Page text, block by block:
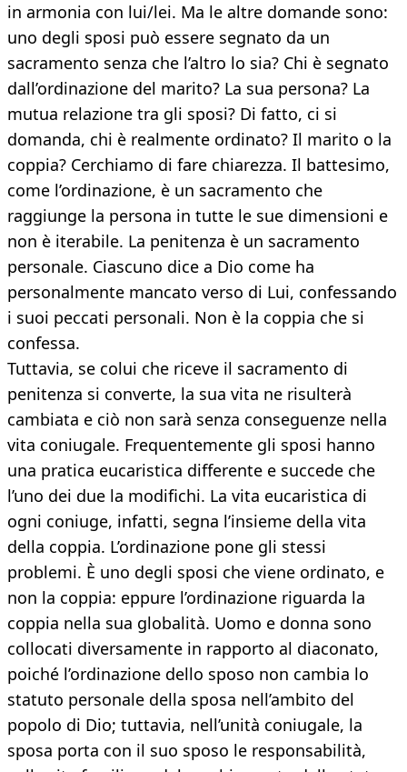
in armonia con lui/lei. Ma le altre domande sono:
uno degli sposi può essere segnato da un
sacramento senza che l’altro lo sia? Chi è segnato
dall’ordinazione del marito? La sua persona? La
mutua relazione tra gli sposi? Di fatto, ci si
domanda, chi è realmente ordinato? Il marito o la
coppia? Cerchiamo di fare chiarezza. Il battesimo,
come l’ordinazione, è un sacramento che
raggiunge la persona in tutte le sue dimensioni e
non è iterabile. La penitenza è un sacramento
personale. Ciascuno dice a Dio come ha
personalmente mancato verso di Lui, confessando
i suoi peccati personali. Non è la coppia che si
confessa.
Tuttavia, se colui che riceve il sacramento di
penitenza si converte, la sua vita ne risulterà
cambiata e ciò non sarà senza conseguenze nella
vita coniugale. Frequentemente gli sposi hanno
una pratica eucaristica differente e succede che
l’uno dei due la modifichi. La vita eucaristica di
ogni coniuge, infatti, segna l’insieme della vita
della coppia. L’ordinazione pone gli stessi
problemi. È uno degli sposi che viene ordinato, e
non la coppia: eppure l’ordinazione riguarda la
coppia nella sua globalità. Uomo e donna sono
collocati diversamente in rapporto al diaconato,
poiché l’ordinazione dello sposo non cambia lo
statuto personale della sposa nell’ambito del
popolo di Dio; tuttavia, nell’unità coniugale, la
sposa porta con il suo sposo le responsabilità,